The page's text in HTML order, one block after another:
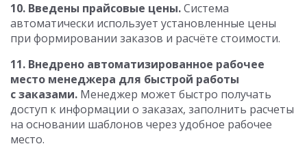
10. Введены прайсовые цены.Система
автоматически использует установленные цены
при формировании заказов и расчёте стоимости.
11. Внедрено автоматизированное рабочее
место менеджера для быстрой работы
с заказами. Менеджер может быстро получать
доступ к информации о заказах, заполнить расчеты
на основании шаблонов через удобное рабочее
место.